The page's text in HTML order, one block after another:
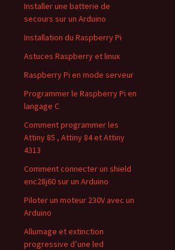
Installer une batterie de
secours sur un Arduino
Installation du Raspberry Pi
Astuces Raspberry et linux
Raspberry Pi en mode serveur
Programmer le Raspberry Pi en
langage C
Comment programmer les
Attiny 85 , Attiny 84 et Attiny
4313
Comment connecter un shield
enc28j60 sur un Arduino
Piloter un moteur 230V avec un
Arduino
Allumage et extinction
progressive d’une led